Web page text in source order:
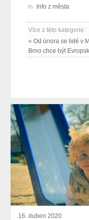
in Info z města
Více z této kategorie:
« Od února se lidé v
Brno chce být
16. duben 2020